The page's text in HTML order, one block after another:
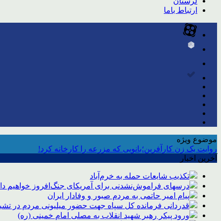
ارتباط باما
موضوع ویژه
روایت یک زن کارآفرین؛بانویی که مزرعه را کارخانه کرد!
آخرین اخبار
تکذیب شایعات حمله به خرم‌آباد
درسهای فراموش‌نشدنی برای آمریکای جنگ‌افروز خواهیم
پیام امیر حاتمی به مردم صبور و وفادار ایران
قدردانی فرمانده کل سپاه جهت حضور میلیونی مردم در
ورود پیکر رهبر شهید انقلاب به مصلی امام خمینی (ره)